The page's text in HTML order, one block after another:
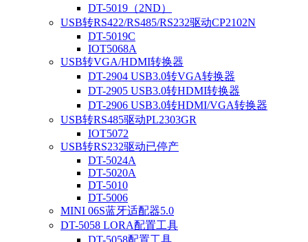
DT-5019（2ND）
USB转RS422/RS485/RS232驱动CP2102N
DT-5019C
IOT5068A
USB转VGA/HDMI转换器
DT-2904 USB3.0转VGA转换器
DT-2905 USB3.0转HDMI转换器
DT-2906 USB3.0转HDMI/VGA转换器
USB转RS485驱动PL2303GR
IOT5072
USB转RS232驱动已停产
DT-5024A
DT-5020A
DT-5010
DT-5006
MINI 06S蓝牙适配器5.0
DT-5058 LORA配置工具
DT-5058配置工具